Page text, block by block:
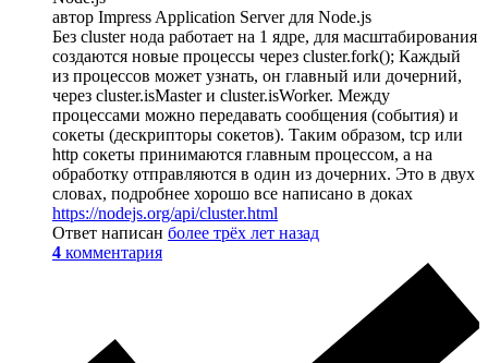
автор Impress Application Server для Node.js
Без cluster нода работает на 1 ядре, для масштабирования
создаются новые процессы через cluster.fork(); Каждый
из процессов может узнать, он главный или дочерний,
через cluster.isMaster и cluster.isWorker. Между
процессами можно передавать сообщения (события) и
сокеты (дескрипторы сокетов). Таким образом, tcp или
http сокеты принимаются главным процессом, а на
обработку отправляются в один из дочерних. Это в двух
словах, подробнее хорошо все написано в доках
https://nodejs.org/api/cluster.html
Ответ написан более трёх лет назад
4 комментария